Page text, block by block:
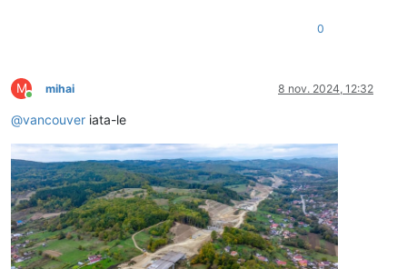
0
M
Conectat
mihai 8 nov. 2024, 12:32
@vancouver iata-le